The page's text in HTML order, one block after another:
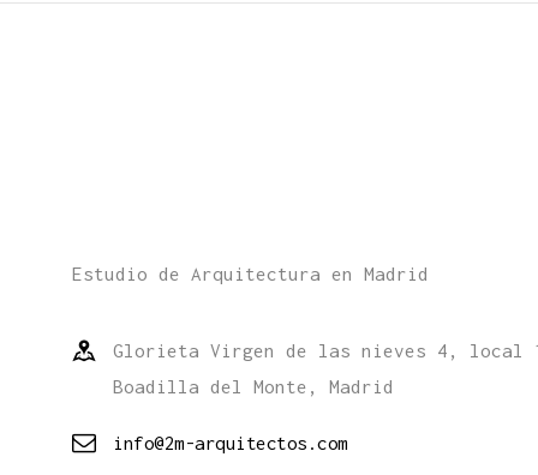
Estudio de Arquitectura en Madrid
Glorieta Virgen de las nieves 4, local
Boadilla del Monte, Madrid
info@2m-arquitectos.com